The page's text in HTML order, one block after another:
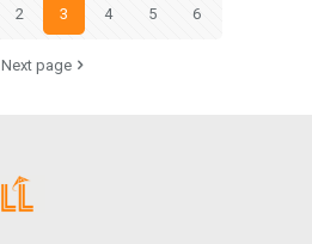
2 3 4 5 6
Next page